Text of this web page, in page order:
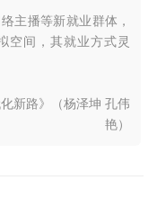
主播等新就业群体，
空间，其就业方式灵
新路》（杨泽坤 孔伟
艳）